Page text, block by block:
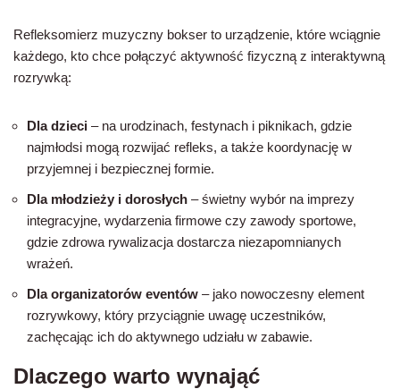
Refleksomierz muzyczny bokser to urządzenie, które wciągnie
każdego, kto chce połączyć aktywność fizyczną z interaktywną
rozrywką:
Dla dzieci – na urodzinach, festynach i piknikach, gdzie
najmłodsi mogą rozwijać refleks, a także koordynację w
przyjemnej i bezpiecznej formie.
Dla młodzieży i dorosłych – świetny wybór na imprezy
integracyjne, wydarzenia firmowe czy zawody sportowe,
gdzie zdrowa rywalizacja dostarcza niezapomnianych
wrażeń.
Dla organizatorów eventów – jako nowoczesny element
rozrywkowy, który przyciągnie uwagę uczestników,
zachęcając ich do aktywnego udziału w zabawie.
Dlaczego warto wynająć